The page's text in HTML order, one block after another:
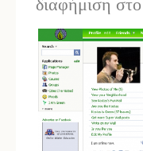
διαφήμιση